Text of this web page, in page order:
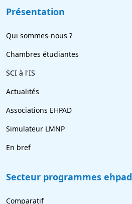
Présentation
Qui sommes-nous ?
Chambres étudiantes
SCI à l'IS
Actualités
Associations EHPAD
Simulateur LMNP
En bref
Secteur programmes ehpad
Comparatif